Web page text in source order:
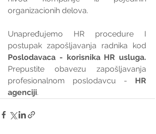
organizacionih delova.
Unapređujemo HR procedure I
Prepustite obavezu zapošljavanja
profesionalnom poslodavcu - HR
agenciji.